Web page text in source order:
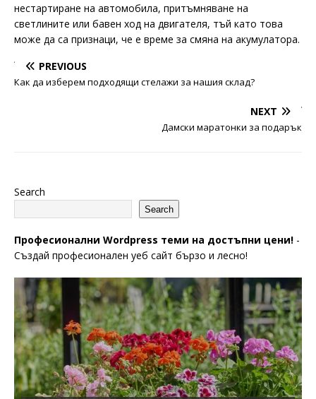
нестартиране на автомобила, притъмняване на
светлините или бавен ход на двигателя, тъй като това
може да са признаци, че е време за смяна на акумулатора.
PREVIOUS
Как да изберем подходящи стелажи за нашия склад?
NEXT
Дамски маратонки за подарък
Search
Search
Професионални Wordpress теми на достъпни цени! -
Създай професионален уеб сайт бързо и лесно!